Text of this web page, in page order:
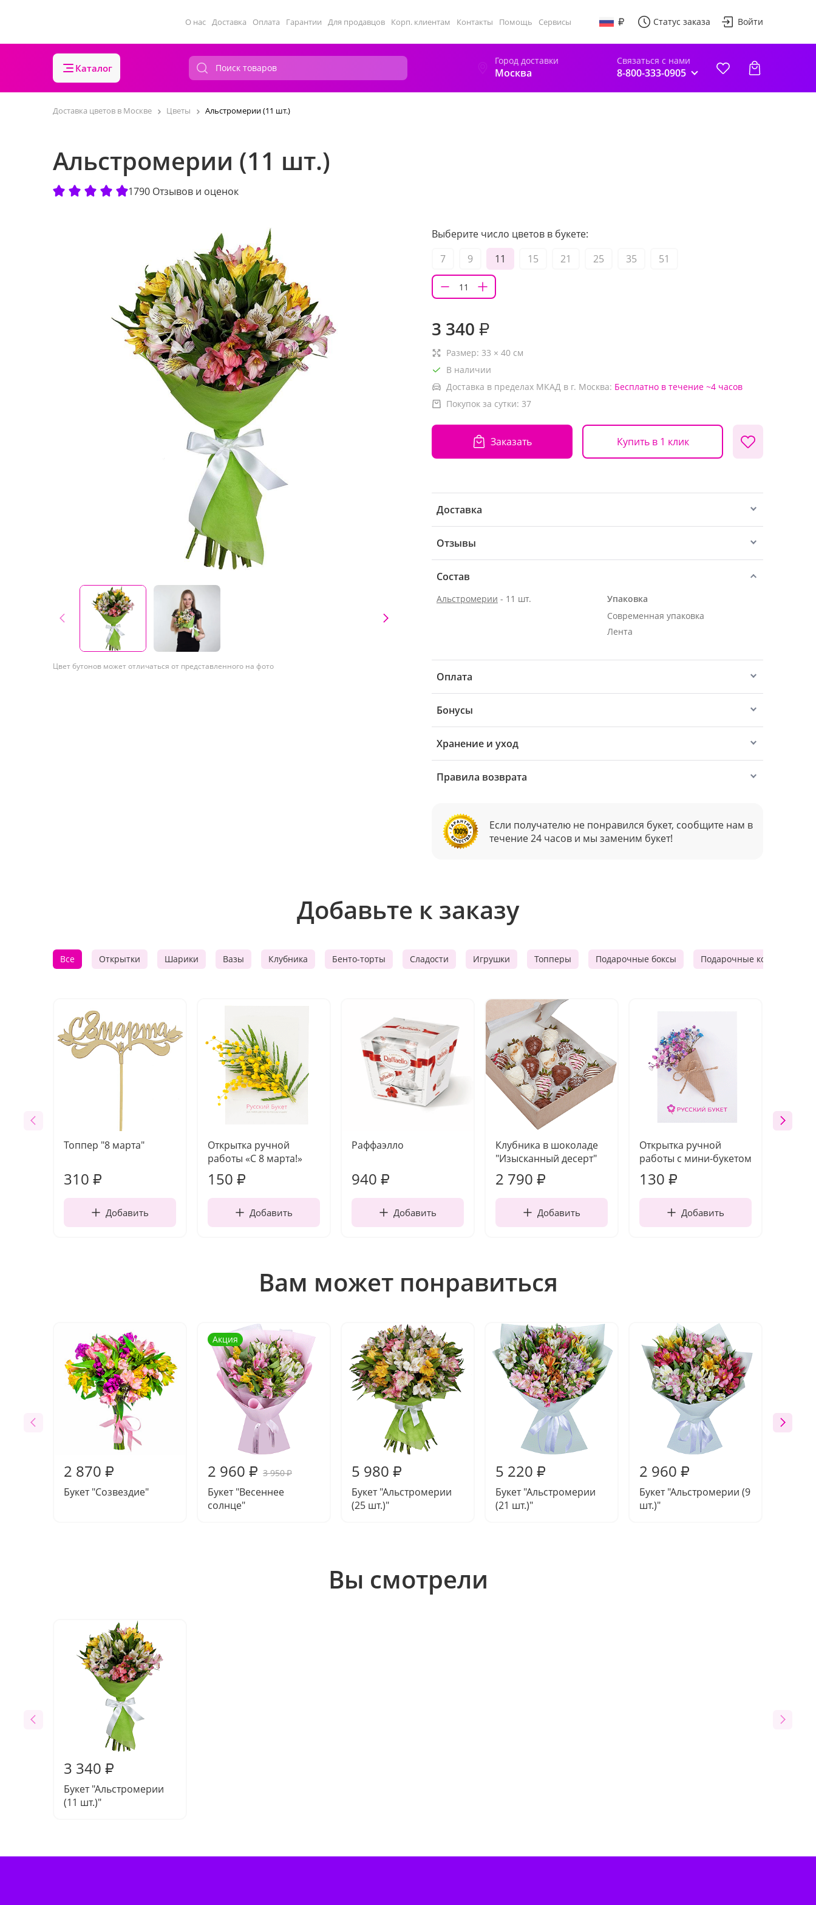
О нас Доставка Оплата Гарантии Для продавцов Корп. клиентам Контакты Помощь Сервисы Статус заказа Войти
Каталог
Город доставки
Москва
Связаться с нами
8-800-333-0905
Доставка цветов в Москве Цветы Альстромерии (11 шт.)
Альстромерии (11 шт.)
1790 Отзывов и оценок
Цвет бутонов может отличаться от представленного на фото
Выберите число цветов в букете:
7
9 11 15 21 25 35 51
3 340 ₽
Размер: 33 × 40 см
В наличии
Доставка в пределах МКАД в г. Москва: Бесплатно в течение ~4 часов
Покупок за сутки: 37
Заказать Купить в 1 клик
Доставка
Отзывы
Состав
Альстромерии - 11 шт.
Упаковка
Современная упаковка
Лента
Оплата
Бонусы
Хранение и уход
Правила возврата
Если получателю не понравился букет, сообщите нам в
течение 24 часов и мы заменим букет!
Добавьте к заказу
Все Открытки Шарики Вазы Клубника Бенто-торты Сладости Игрушки Топперы Подарочные боксы Подарочные корзины
Топпер "8 марта"
310 ₽
Добавить
Открытка ручной
работы «С 8 марта!»
150 ₽
Добавить
Раффаэлло
940 ₽
Добавить
Клубника в шоколаде
"Изысканный десерт"
2 790 ₽
Добавить
Открытка ручной
работы с мини-букетом
130 ₽
Добавить
Вам может понравиться
2 870 ₽
Букет "Созвездие"
Акция
2 960 ₽ 3 950₽
Букет "Весеннее
солнце"
5 980 ₽
Букет "Альстромерии
(25 шт.)"
5 220 ₽
Букет "Альстромерии
(21 шт.)"
2 960 ₽
Букет "Альстромерии (9
шт.)"
Вы смотрели
3 340 ₽
Букет "Альстромерии
(11 шт.)"